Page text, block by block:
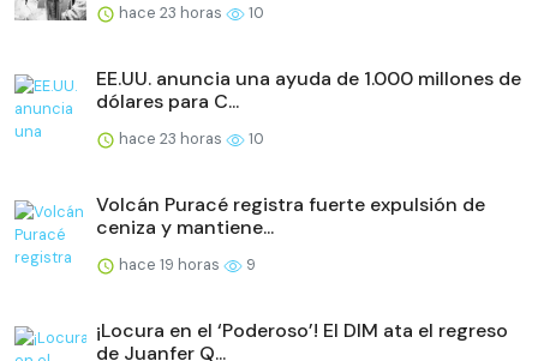
hace 23 horas 10
EE.UU. anuncia una ayuda de 1.000 millones de
dólares para C...
hace 23 horas 10
Volcán Puracé registra fuerte expulsión de
ceniza y mantiene...
hace 19 horas 9
¡Locura en el ‘Poderoso’! El DIM ata el regreso
de Juanfer Q...